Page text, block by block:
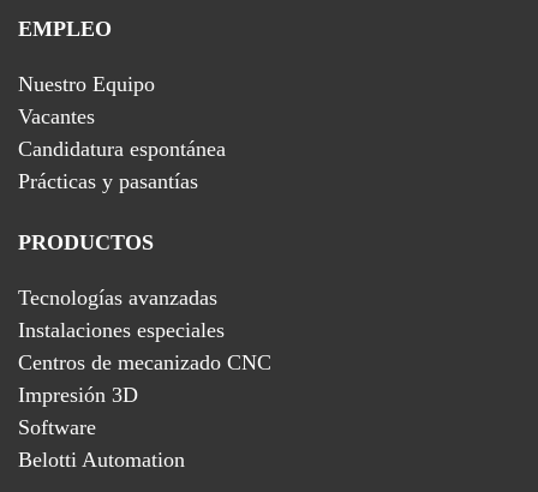
EMPLEO
Nuestro Equipo
Vacantes
Candidatura espontánea
Prácticas y pasantías
PRODUCTOS
Tecnologías avanzadas
Instalaciones especiales
Centros de mecanizado CNC
Impresión 3D
Software
Belotti Automation